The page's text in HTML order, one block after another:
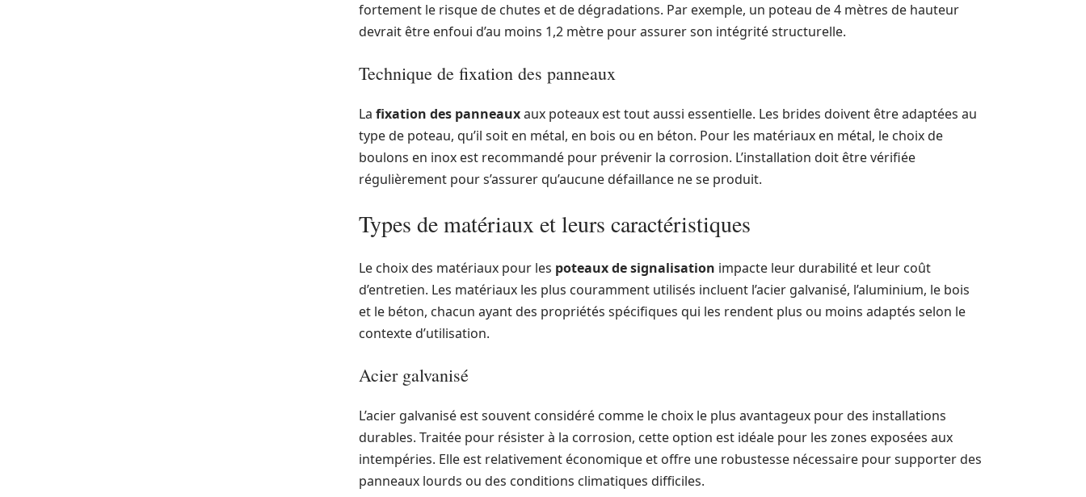
fortement le risque de chutes et de dégradations. Par exemple, un poteau de 4 mètres de hauteur
devrait être enfoui d’au moins 1,2 mètre pour assurer son intégrité structurelle.
Technique de fixation des panneaux
La fixation des panneauxaux poteaux est tout aussi essentielle. Les brides doivent être adaptées au
type de poteau, qu’il soit en métal, en bois ou en béton. Pour les matériaux en métal, le choix de
boulons en inox est recommandé pour prévenir la corrosion. L’installation doit être vérifiée
régulièrement pour s’assurer qu’aucune défaillance ne se produit.
Types de matériaux et leurs caractéristiques
Le choix des matériaux pour les poteaux de signalisation impacte leur durabilité et leur coût
d’entretien. Les matériaux les plus couramment utilisés incluent l’acier galvanisé, l’aluminium, le bois
et le béton, chacun ayant des propriétés spécifiques qui les rendent plus ou moins adaptés selon le
contexte d’utilisation.
Acier galvanisé
L’acier galvanisé est souvent considéré comme le choix le plus avantageux pour des installations
durables. Traitée pour résister à la corrosion, cette option est idéale pour les zones exposées aux
intempéries. Elle est relativement économique et offre une robustesse nécessaire pour supporter des
panneaux lourds ou des conditions climatiques difficiles.